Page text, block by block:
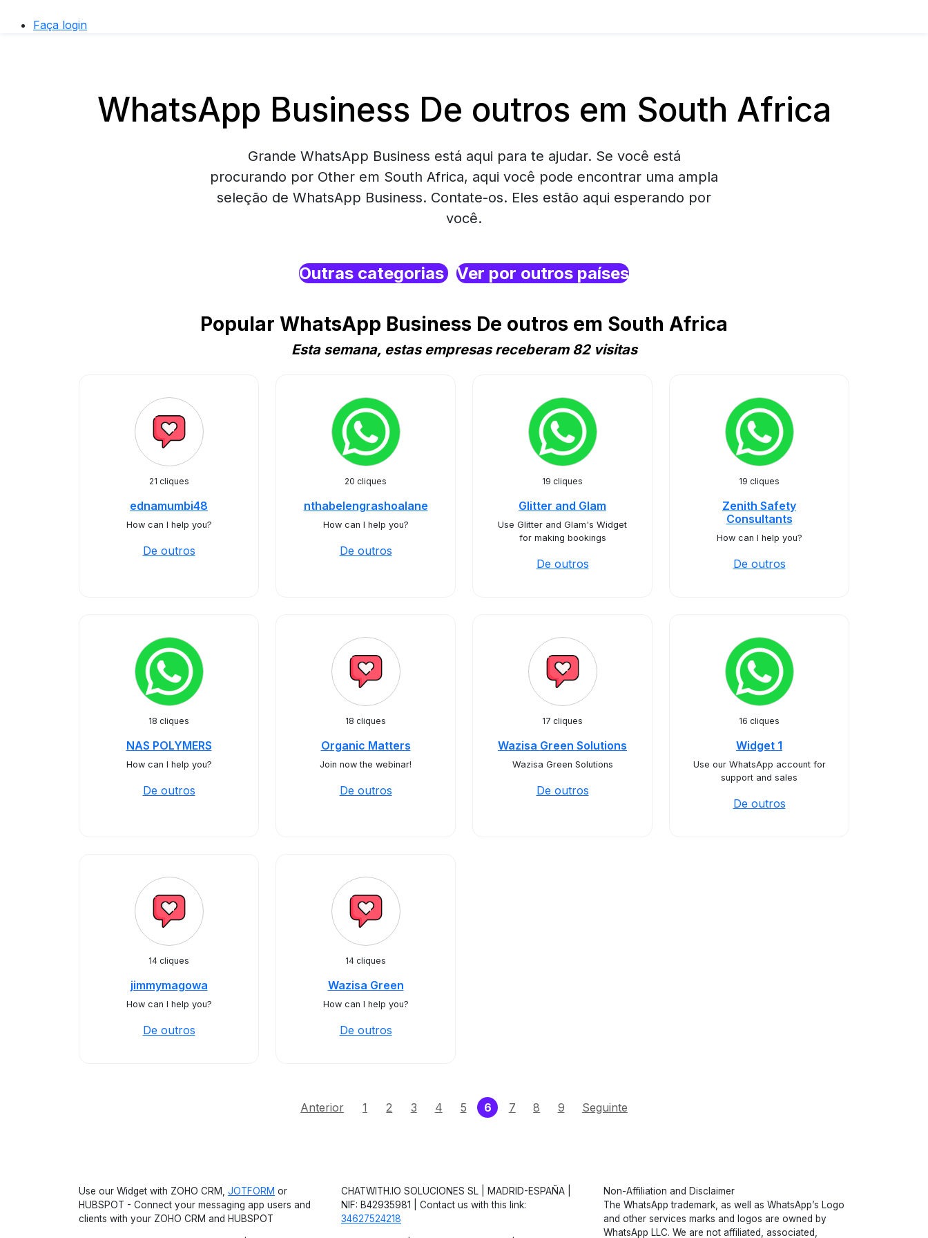
Faça login
WhatsApp Business De outros em South Africa
Grande WhatsApp Business está aqui para te ajudar. Se você está
procurando por Other em South Africa, aqui você pode encontrar uma ampla
seleção de WhatsApp Business. Contate-os. Eles estão aqui esperando por
você.
Outras categorias Ver por outros países
Popular WhatsApp Business De outros em South Africa
Esta semana, estas empresas receberam 82 visitas
21 cliques
ednamumbi48
How can I help you?
De outros
20 cliques
nthabelengrashoalane
How can I help you?
De outros
19 cliques
Glitter and Glam
Use Glitter and Glam's Widget
for making bookings
De outros
19 cliques
Zenith Safety
Consultants
How can I help you?
De outros
18 cliques
NAS POLYMERS
How can I help you?
De outros
18 cliques
Organic Matters
Join now the webinar!
De outros
17 cliques
Wazisa Green Solutions
Wazisa Green Solutions
De outros
16 cliques
Widget 1
Use our WhatsApp account for
support and sales
De outros
14 cliques
jimmymagowa
How can I help you?
De outros
14 cliques
Wazisa Green
How can I help you?
De outros
Anterior 1 2 3 4 5 6(current)
7 8 9 Seguinte
Use our Widget with ZOHO CRM, JOTFORM or
HUBSPOT - Connect your messaging app users and
clients with your ZOHO CRM and HUBSPOT
CHATWITH.IO SOLUCIONES SL | MADRID-ESPAÑA |
NIF: B42935981 | Contact us with this link:
34627524218
Non-Affiliation and Disclaimer
The WhatsApp trademark, as well as WhatsApp’s Logo
and other services marks and logos are owned by
WhatsApp LLC. We are not affiliated, associated,